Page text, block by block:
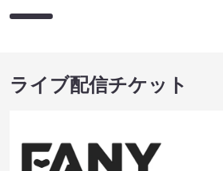
ライブ配信チケット